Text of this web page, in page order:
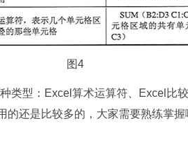
图4
类型：Excel算术运算符、Excel比
还是比较多的，大家需要熟练掌握